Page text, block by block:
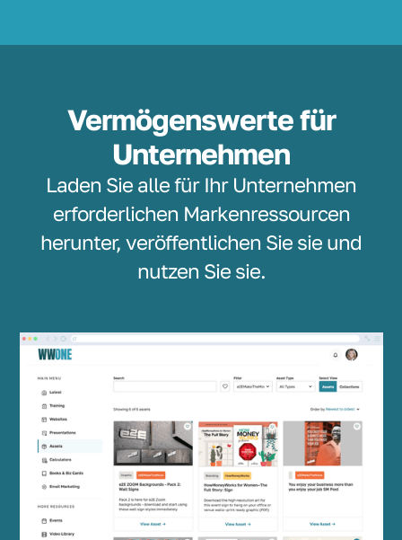
Vermögenswerte für
Unternehmen
Laden Sie alle für Ihr Unternehmen
erforderlichen Markenressourcen
herunter, veröffentlichen Sie sie und
nutzen Sie sie.